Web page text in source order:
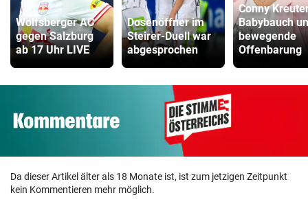
Wolfsberger AC
gegen Salzburg
ab 17 Uhr LIVE
Dosenöffner im
Steirer-Duell war
abgesprochen
Conny
Babybauch
bewegende
Offenbarung
Da dieser Artikel älter als 18 Monate ist, ist zum jetzigen Zeitpunkt
kein Kommentieren mehr möglich.